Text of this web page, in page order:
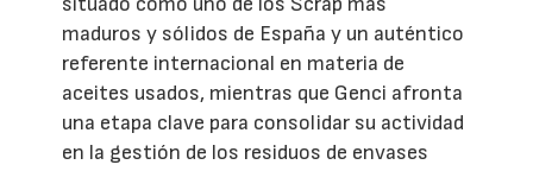
maduros y sólidos de España y un auténtico
referente internacional en materia de
aceites usados, mientras que Genci afronta
una etapa clave para consolidar su actividad
en la gestión de los residuos de envases